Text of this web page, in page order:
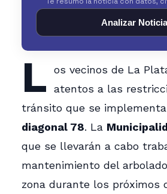
Analizar Noticia
L
os vecinos de La
atentos a las
tránsito que se
diagonal 78. La
que se llevarán a cabo
mantenimiento del
zona durante los próximos